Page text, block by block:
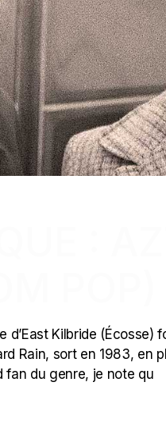
Kilbride (Écosse)
Rain, sort en 1983, en
fan du genre, je note qu